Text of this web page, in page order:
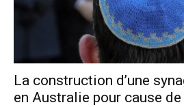
La construction d’une
en Australie pour cause de